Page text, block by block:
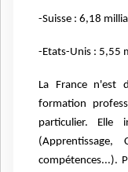
-Suisse : 6,18
-Etats-Unis : 5,55
La France n'est
formation
particulier. Elle
compétences...).